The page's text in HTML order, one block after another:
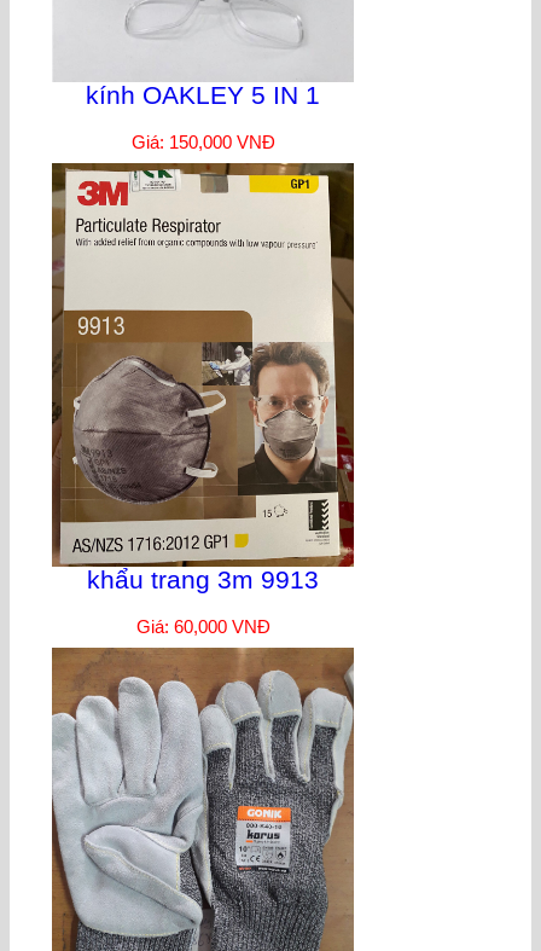
kính OAKLEY 5 IN 1
Giá: 150,000 VNĐ
khẩu trang 3m 9913
Giá: 60,000 VNĐ